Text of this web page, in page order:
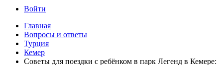
Войти
Главная
Вопросы и ответы
Турция
Кемер
Советы для поездки с ребёнком в парк Легенд в Кемере: